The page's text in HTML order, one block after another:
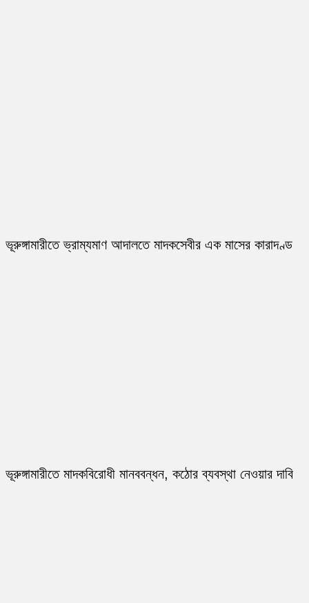
ভূরুঙ্গামারীতে ভ্রাম্যমাণ আদালতে মাদকসেবীর এক মাসের কারাদণ্ড
ভূরুঙ্গামারীতে মাদকবিরোধী মানববন্ধন, কঠোর ব্যবস্থা নেওয়ার দাবি